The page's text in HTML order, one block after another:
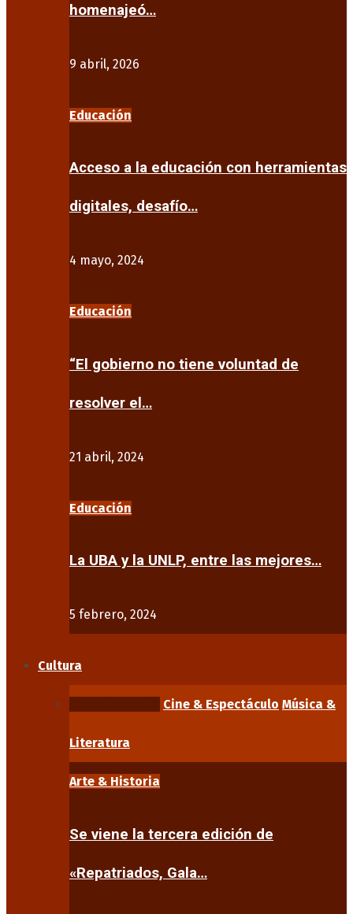
homenajeó…
9 abril, 2026
Educación
Acceso a la educación con herramientas
digitales, desafío…
4 mayo, 2024
Educación
“El gobierno no tiene voluntad de
resolver el…
21 abril, 2024
Educación
La UBA y la UNLP, entre las mejores…
5 febrero, 2024
Cultura
Cine & Espectáculo Música &
Literatura
Arte & Historia
Se viene la tercera edición de
«Repatriados, Gala…